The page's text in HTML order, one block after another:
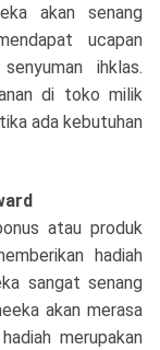
akan senang
ucapan
ihklas.
di toko milik
ada kebutuhan
atau produk
hadiah
sangat senang
akan merasa
merupakan